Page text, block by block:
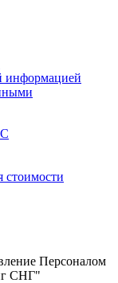
информацией
стоимости
Персоналом
СНГ"